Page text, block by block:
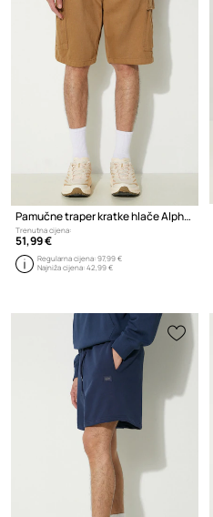
Pamučne traper kratke hlače Alpha Industries Aircraft
Trenutna cijena:
51,99 €
Regularna cijena:97,99 €
Najniža cijena:42,99 €